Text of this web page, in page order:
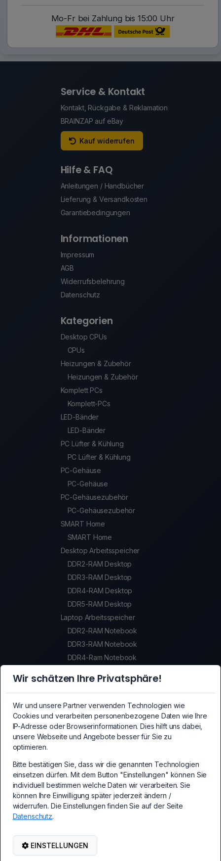
Mo-Fr bei Zahlung bis 15:00 Uhr
Service & Kontakt
Kontakt, Rückgabe & Reklamation
BRAINZAP auf eBay
Kauf widerrufen
Hilfe & FAQ
Anleitungen / Handbücher
Lieferung & Versandkosten
Garantiebedingungen
Informationen
Impressum
AGB
Widerrufsbelehrung
Datenschutz
Kategorien
Desktop CPUs
CPUs
Heizungen & Zubehör
Heizungen & Zubehör
Komplett PCs
Komplett-PCs
LED-Bänder
LED-Bänder
PC Lüfter & Kühlung
PC Lüfter & Kühlung
PC-Gehäuse
PC-Gehäuse
PC-Gehäusezubehör
PC-Gehäusezubehör
SMART Home
SMART Home
Desktop Arbeitsspeicher
DDR2-RAM Desktop
DDR3-RAM Desktop
DDR4-RAM Desktop
DDR5-RAM Desktop
Laptop Arbeitsspeicher
DDR2-RAM Notebook
DDR3-RAM Notebook
DDR4-Ram Notebook
SSDs
Crypto-Mining Equipment
Crypto-Mining Equipment
Mainboards
PCI-Express Erweiterungskarten
PC Erweiterungskarten
Kabel und Adapter
Kabel und Adapter
Netzwerk-/WLAN Zubehör
Netzwerk-/WLAN Zubehör
Wir schätzen Ihre Privatsphäre!
Wir und unsere Partner verwenden Technologien wie
Cookies und verarbeiten personenbezogene Daten wie Ihre
IP-Adresse oder Browserinformationen. Dies hilft uns dabei,
unsere Webseite und Angebote besser für Sie zu
optimieren.
Bitte bestätigen Sie, dass wir die genannten Technologien
einsetzen dürfen. Mit dem Button "Einstellungen" können Sie
individuell bestimmen welche Daten wir verarbeiten. Sie
können Ihre Einwilligung später jederzeit ändern /
widerrufen. Die Einstellungen finden Sie auf der Seite
Datenschutz.
EINSTELLUNGEN